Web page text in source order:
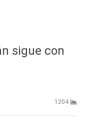
sigue con
1204